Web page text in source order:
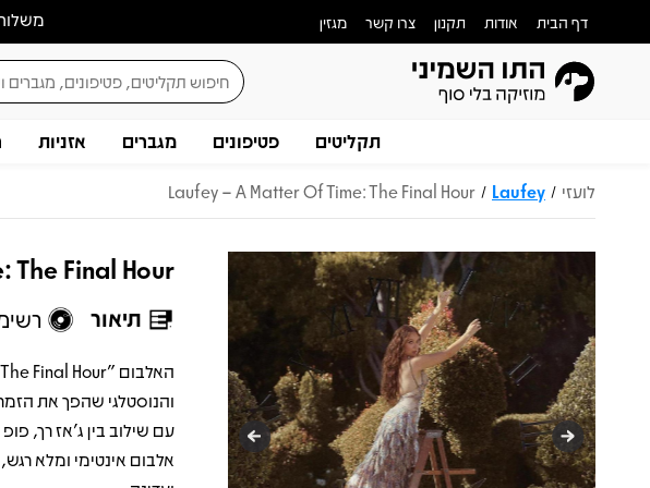
משלוח דף הבית אודות תקנון צרו קשר מגזין
תקליטים פטיפונים מגברים אזניות
לועזי /
Laufey
/
Laufey – A Matter Of Time: The Final Hour
The Final Hour
תיאור
והנוסטלגי שהפך את
אלבום אינטימי ומלא